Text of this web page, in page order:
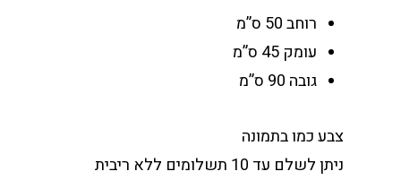
רוחב 50 ס”מ
עומק 45 ס”מ
גובה 90 ס”מ
צבע כמו בתמונה
ניתן לשלם עד 10 תשלומים ללא ריבית